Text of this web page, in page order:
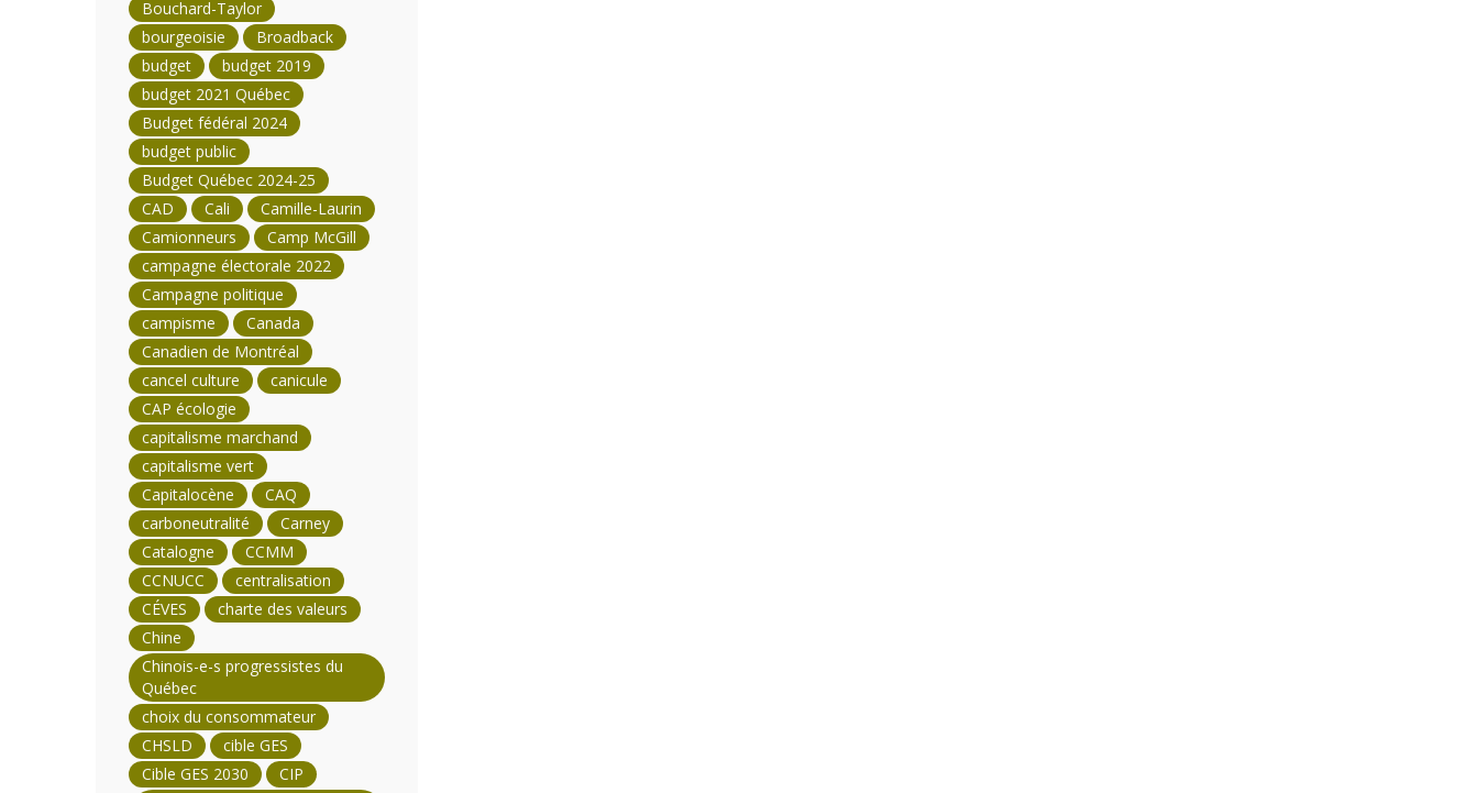
Bouchard-Taylor
bourgeoisie
Broadback
budget
budget 2019
budget 2021 Québec
Budget fédéral 2024
budget public
Budget Québec 2024-25
CAD
Cali
Camille-Laurin
Camionneurs
Camp McGill
campagne électorale 2022
Campagne politique
campisme
Canada
Canadien de Montréal
cancel culture
canicule
CAP écologie
capitalisme marchand
capitalisme vert
Capitalocène
CAQ
carboneutralité
Carney
Catalogne
CCMM
CCNUCC
centralisation
CÉVES
charte des valeurs
Chine
Chinois-e-s progressistes du
Québec
choix du consommateur
CHSLD
cible GES
Cible GES 2030
CIP